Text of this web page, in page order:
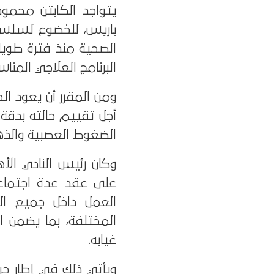
يتواجد الكابتن
باريس، للخضوع
الصحية منذ فترة
البرنامج العلاجي
ومن المقرر أن يعود
أجل تقييم حالته
الضغوط العصبية
وكان رئيس النادي
على عقد عدة
العمل داخل جميع
المختلفة، بما
غيابه.
ويأتي ذلك في إطار